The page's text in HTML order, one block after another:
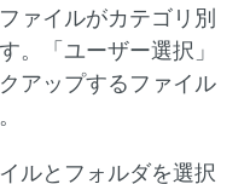
ァイルがカテゴリ別
。「ユーザー選択」
アップするファイル
ルとフォルダを選択